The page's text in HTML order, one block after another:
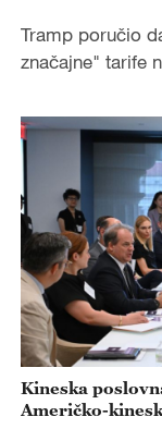
Tramp poručio
značajne" tarife
Kineska
Američko-